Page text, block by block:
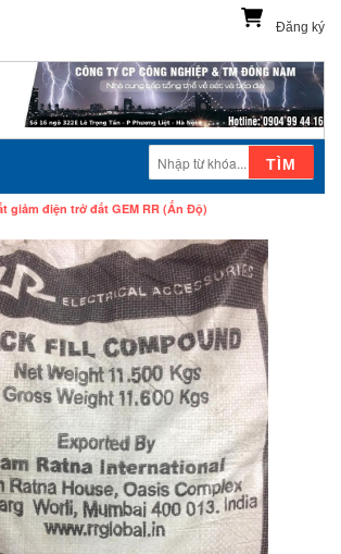
Đăng ký
TÌM
giảm điện trở đất GEM RR (Ấn Độ)